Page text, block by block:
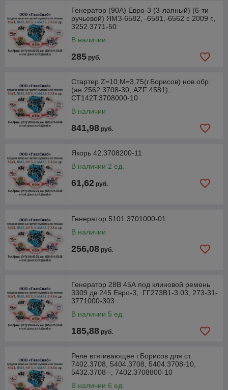
Генератор (90А) Евро-3 (3-лапный) (6-ти
ручьевой) ЯМЗ-6582, -6581,-6562 с 2009 г.,
3252.3771-50
В наличии
285 руб.
Стартер Z=10;M=3,75(г.Борисов) нов.обр.
(ан.2562.3708-30, AZF 4581),
СТ142Т.3708000-10
В наличии
841,98 руб.
Якорь 42.3708200-11
В наличии 2 ед.
61,62 руб.
Генератор 5101.3701000-01
В наличии
256,08 руб.
Генератор 28В 45А под клиновой ремень
3309 дв.245 Евро-3, .ГГ273В1-3.03, 273-31-
3771000-303
В наличии 5 ед.
185,88 руб.
Реле втягивающее г.Борисов для ст.
7402.3708, 5404.3708, 5404.3708-10,
5432.3708--, 7402.3708800-10
В наличии 6 ед.